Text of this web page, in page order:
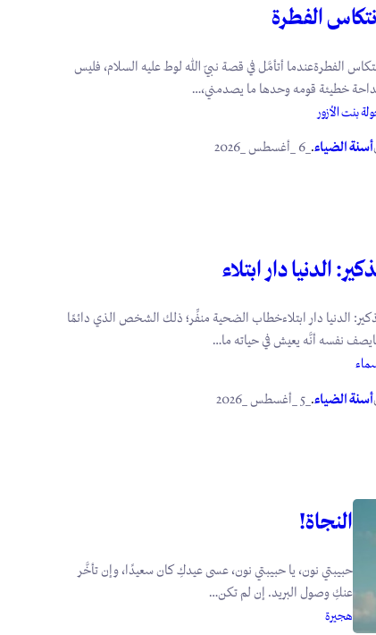
الفطرة
الفطرةعندما أتأمَّل في قصة نبيّ الله لوط عليه السلام، فليس
خطيئة قومه وحدها ما يصدمني،…
بنت الأزور
أسنة الضياء.
الدنيا دار ابتلاء
الدنيا دار ابتلاءخطاب الضحية منفِّر؛ ذلك الشخص الذي دائمًا
نفسه أنَّه يعيش في حياته ما…
أسنة الضياء.
النجاة!
حبيبتي نون، يا حبيبتي نون، عسى عيدكِ كان سعيدًا، وإن تأخَّر
عنكِ وصول البريد. إن لم تكن…
هجيرة